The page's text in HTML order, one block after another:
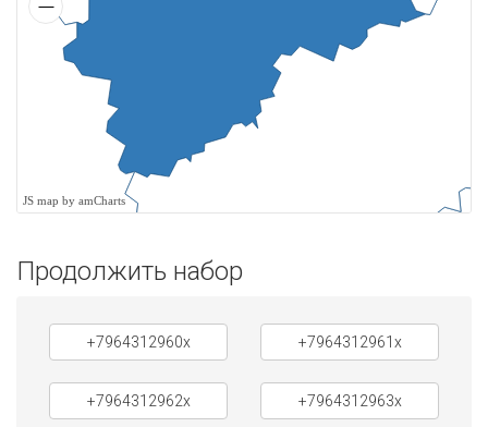
JS map by amCharts
Продолжить набор
+7964312960x +7964312961x
+7964312962x +7964312963x